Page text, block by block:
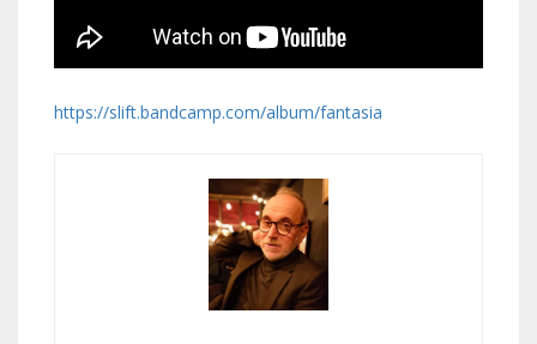
https://slift.bandcamp.com/album/fantasia